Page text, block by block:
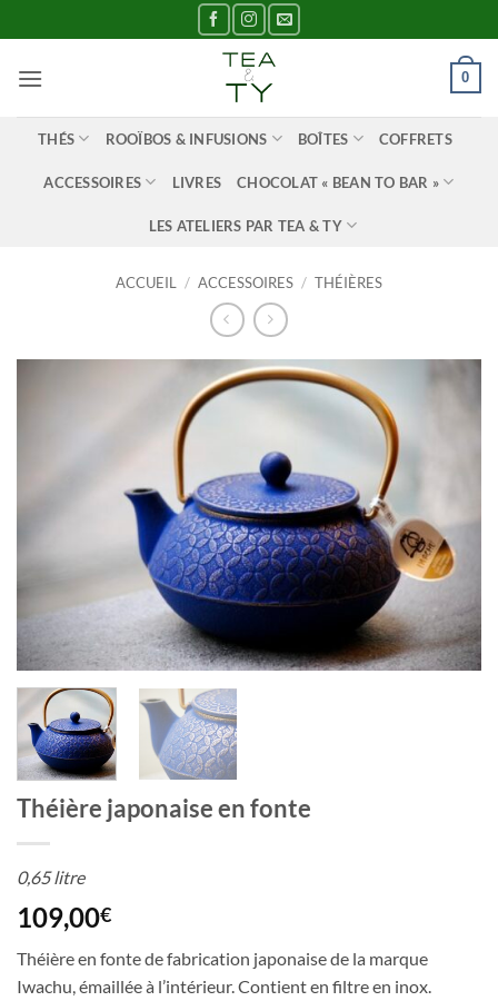
au
contenu
0
THÉS ROOÏBOS & INFUSIONS BOÎTES COFFRETS
ACCESSOIRES LIVRES CHOCOLAT « BEAN TO BAR »
LES ATELIERS PAR TEA & TY
ACCUEIL / ACCESSOIRES / THÉIÈRES
Théière japonaise en fonte
0,65 litre
109,00€
Théière en fonte de fabrication japonaise de la marque
Iwachu, émaillée à l’intérieur. Contient en filtre en inox.